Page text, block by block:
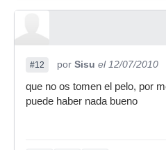
#12 por Sisu el 12/07/2010
que no os tomen el pelo, por
puede haber nada bueno